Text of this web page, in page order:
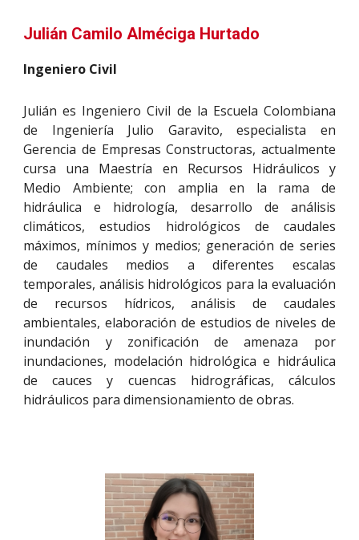
Julián Camilo Alméciga Hurtado
Ingeniero Civil
Julián es Ingeniero Civil de la Escuela Colombiana
de Ingeniería Julio Garavito, especialista en
Gerencia de Empresas Constructoras, actualmente
cursa una Maestría en Recursos Hidráulicos y
Medio Ambiente; con amplia en la rama de
hidráulica e hidrología, desarrollo de análisis
climáticos, estudios hidrológicos de caudales
máximos, mínimos y medios; generación de series
de caudales medios a diferentes escalas
temporales, análisis hidrológicos para la evaluación
de recursos hídricos, análisis de caudales
ambientales, elaboración de estudios de niveles de
inundación y zonificación de amenaza por
inundaciones, modelación hidrológica e hidráulica
de cauces y cuencas hidrográficas, cálculos
hidráulicos para dimensionamiento de obras.